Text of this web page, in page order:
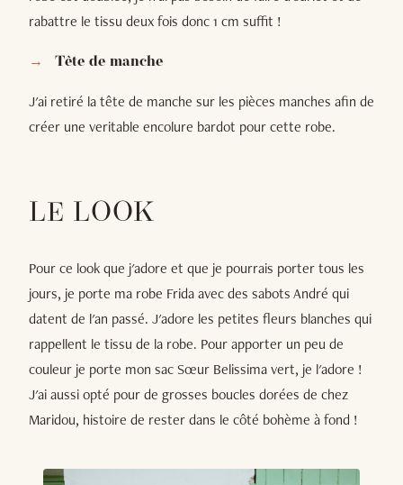
rabattre le tissu deux fois donc 1 cm suffit !
Tête de manche
J'ai retiré la tête de manche sur les pièces manches afin de
créer une veritable encolure bardot pour cette robe.
LE LOOK
Pour ce look que j'adore et que je pourrais porter tous les
jours, je porte ma robe Frida avec des sabots André qui
datent de l'an passé. J'adore les petites fleurs blanches qui
rappellent le tissu de la robe. Pour apporter un peu de
couleur je porte mon sac Sœur Belissima vert, je l'adore !
J'ai aussi opté pour de grosses boucles dorées de chez
Maridou, histoire de rester dans le côté bohème à fond !